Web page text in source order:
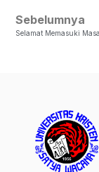
Sebelumnya